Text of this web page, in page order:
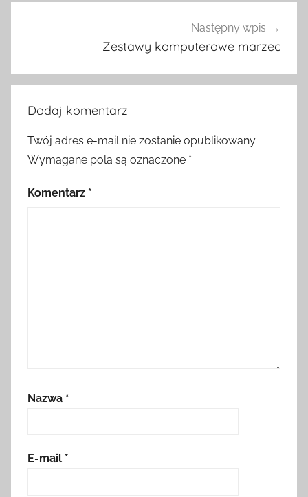
Następny wpis
Zestawy komputerowe marzec
Dodaj komentarz
Twój adres e-mail nie zostanie opublikowany.
Wymagane pola są oznaczone *
Komentarz *
Nazwa *
E-mail *